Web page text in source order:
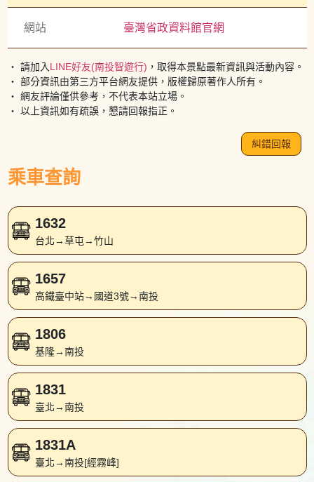
網站 臺灣省政資料館官網
・ 請加入LINE好友(南投智遊行) ，取得本景點最新資訊與活動內容。
・ 部分資訊由第三方平台網友提供，版權歸原著作人所有。
・ 網友評論僅供參考，不代表本站立場。
・ 以上資訊如有疏誤，懇請回報指正。
糾錯回報
乘車查詢
1632
台北→草屯→竹山
1657
高鐵臺中站→國道3號→南投
1806
基隆→南投
1831
臺北→南投
1831A
臺北→南投[經霧峰]